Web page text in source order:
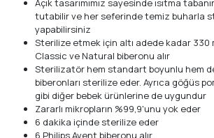
Açık tasarımımız sayesinde ısıtma
tutabilir ve her seferinde temiz buharla
yapabilirsiniz
Sterilize etmek için altı adede kadar 330
Classic ve Natural biberonu alır
Sterilizatör hem standart boyunlu hem
biberonları sterilize eder. Ayrıca göğüs
gibi diğer bebek ürünlerine de uygundur
Zararlı mikropların %99,9'unu yok eder
6 dakika içinde sterilize eder
6 Philips Avent biberonu alır